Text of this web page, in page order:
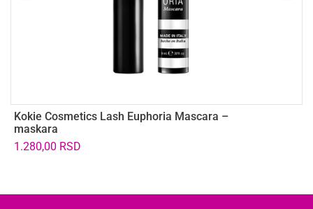
Kokie Cosmetics Lash Euphoria Mascara –
maskara
1.280,00 RSD